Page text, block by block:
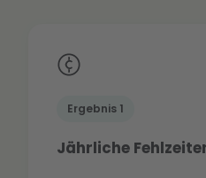
Ergebnis 1
Jährliche